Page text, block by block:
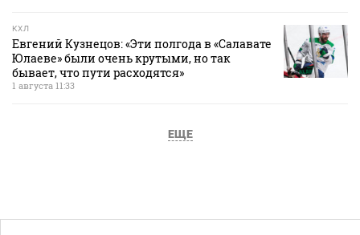
КХЛ
Евгений Кузнецов: «Эти полгода в «Салавате
Юлаеве» были очень крутыми, но так
бывает, что пути расходятся»
1 августа 11:33
ЕЩЕ